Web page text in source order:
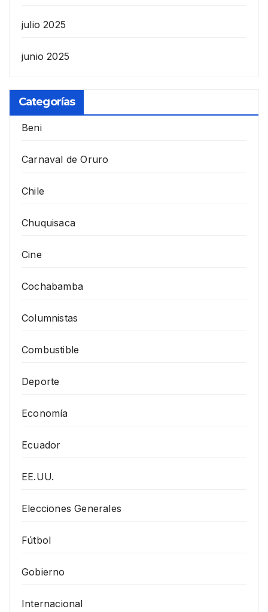
julio 2025
junio 2025
Categorías
Beni
Carnaval de Oruro
Chile
Chuquisaca
Cine
Cochabamba
Columnistas
Combustible
Deporte
Economía
Ecuador
EE.UU.
Elecciones Generales
Fútbol
Gobierno
Internacional